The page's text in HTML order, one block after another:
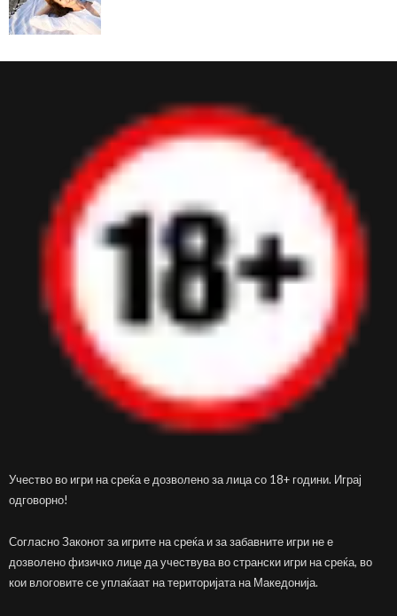
Учество во игри на среќа е дозволено за лица со 18+ години. Играј
одговорно!
Согласно Законот за игрите на среќа и за забавните игри не е
дозволено физичко лице да учествува во странски игри на среќа, во
кои влоговите се уплаќаат на територијата на Македонија.